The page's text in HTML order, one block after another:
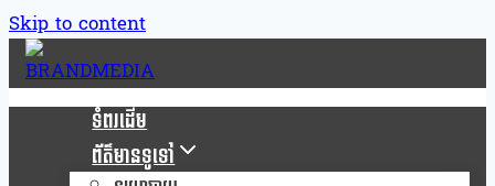
Skip to content
ទំពរដើម
ព័ត៌មានទូទៅ